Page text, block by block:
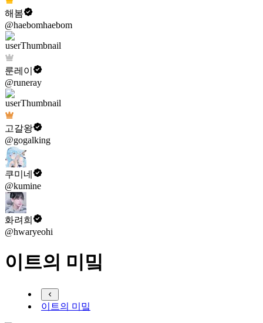
해봄
@haebomhaebom
룬레이
@runeray
고갈왕
@gogalking
쿠미네
@kumine
화려희
@hwaryeohi
이트의 미밐
이트의 미밐